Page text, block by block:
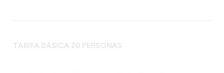
TARIFA BÁSICA 20 PERSONAS